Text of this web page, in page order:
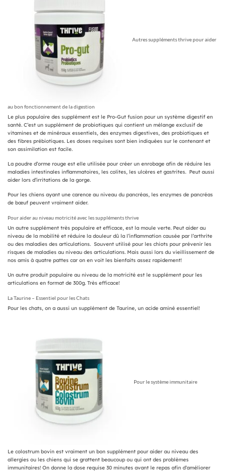
Autres suppléments thrive pour aider
au bon fonctionnement de la digestion
Le plus populaire des supplément est le Pro-Gut fusion pour un système digestif en
santé. C’est un supplément de probiotiques qui contient un mélange exclusif de
vitamines et de minéraux essentiels, des enzymes digestives, des probiotiques et
des fibres prébiotiques. Les doses requises sont bien indiquées sur le contenant et
son assimilation est facile.
La poudre d’orme rouge est elle utilisée pour créer un enrobage afin de réduire les
maladies intestinales inflammatoires, les colites, les ulcères et gastrites. Peut aussi
aider lors d’irritations de la gorge.
Pour les chiens ayant une carence au niveau du pancréas, les enzymes de pancréas
de bœuf peuvent vraiment aider.
Pour aider au niveau motricité avec les suppléments thrive
Un autre supplément très populaire et efficace, est la moule verte. Peut aider au
niveau de la mobilité et réduire la douleur dû la l’inflammation causée par l’arthrite
ou des maladies des articulations. Souvent utilisé pour les chiots pour prévenir les
risques de maladies au niveau des articulations. Mais aussi lors du vieillissement de
nos amis à quatre pattes car on en voit les bienfaits assez rapidement!
Un autre produit populaire au niveau de la motricité est le supplément pour les
articulations en format de 300g. Très efficace!
La Taurine – Essentiel pour les Chats
Pour les chats, on a aussi un supplément de Taurine, un acide aminé essentiel!
Pour le système immunitaire
Le colostrum bovin est vraiment un bon supplément pour aider au niveau des
allergies ou les chiens qui se grattent beaucoup ou qui ont des problèmes
immunitaires! On donne la dose requise 30 minutes avant le repas afin d’améliorer